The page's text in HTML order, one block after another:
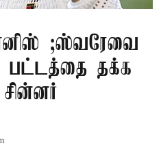
;ஸ்வரேவை
பட்டத்தை தக்க